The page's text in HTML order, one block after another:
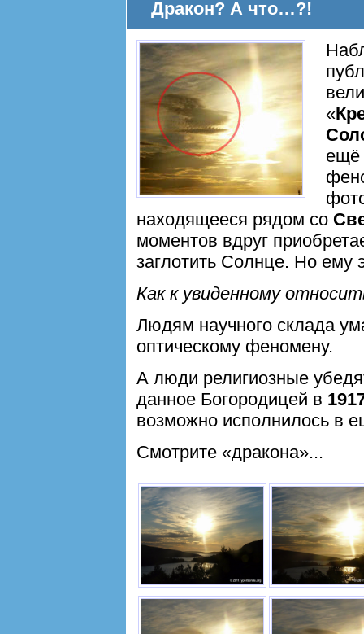
Дракон? А что…?!
«
ещё
находящееся рядом со
моментов вдруг
заглотить Солнце. Но ему
Как к увиденному
Людям научного склада
оптическому феномену.
А люди религиозные
данное Богородицей в
возможно исполнилось в
Смотрите «дракона»...